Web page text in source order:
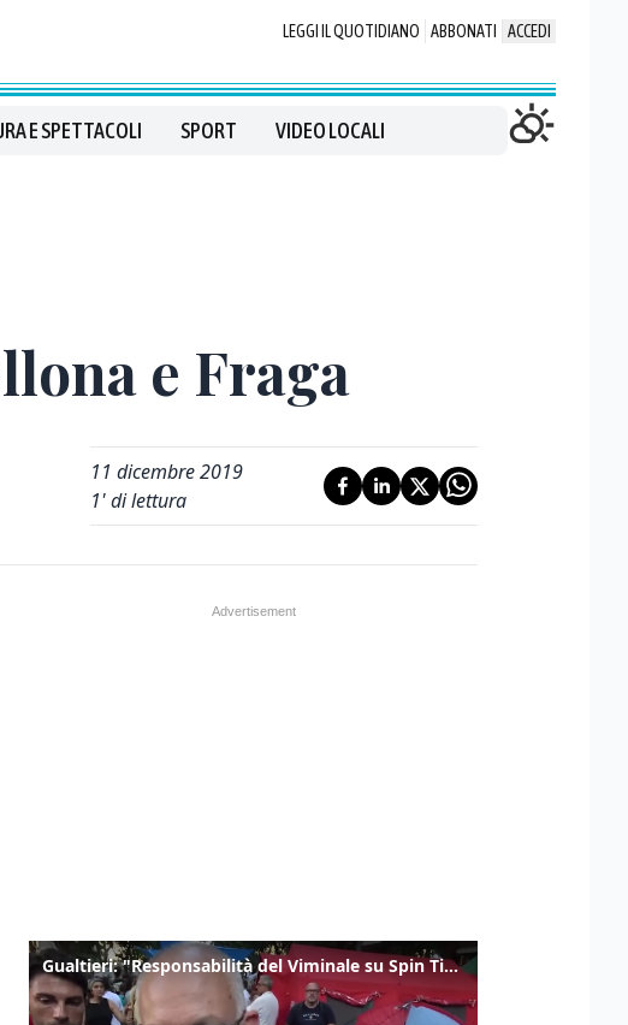
LEGGI IL QUOTIDIANO ABBONATI ACCEDI
E SPETTACOLI SPORT VIDEO LOCALI
e Fraga
11 dicembre 2019
1' di lettura
Gualtieri: "Responsabilità del Viminale su Spin Time? La posizione dei partiti è nota"